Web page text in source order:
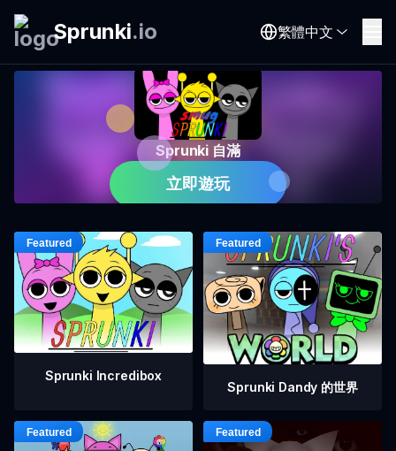
Sprunki.io 繁體中文
Sprunki 自滿
立即遊玩
Sprunki Incredibox
Sprunki Dandy 的世界